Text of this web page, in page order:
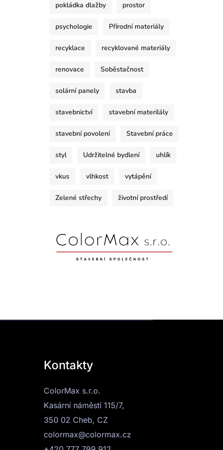
pokládka dlažby prostor
psychologie Přírodní materiály
recyklace recyklované materiály
renovace Soběstačnost
solární panely stavba
stavebnictví stavební materilály
stavební povolení Stavební práce
styl Udržitelné bydlení uhlík
vkus vlhkost vytápění
Zelené střechy životní prostředí
Kontakty
ColorMax s.r.o.
Kasární náměstí 115/7,
350 02 Cheb, CZ
colormax@colormax.cz